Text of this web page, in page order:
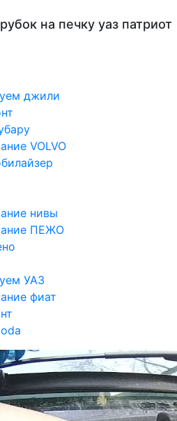
на печку уаз патриот
джили
VOLVO
нивы
ПЕЖО
УАЗ
фиат